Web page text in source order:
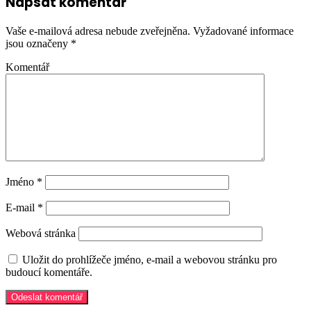
Vaše e-mailová adresa nebude zveřejněna. Vyžadované informace
jsou označeny *
Komentář
Jméno *
E-mail *
Webová stránka
Uložit do prohlížeče jméno, e-mail a webovou stránku pro
budoucí komentáře.